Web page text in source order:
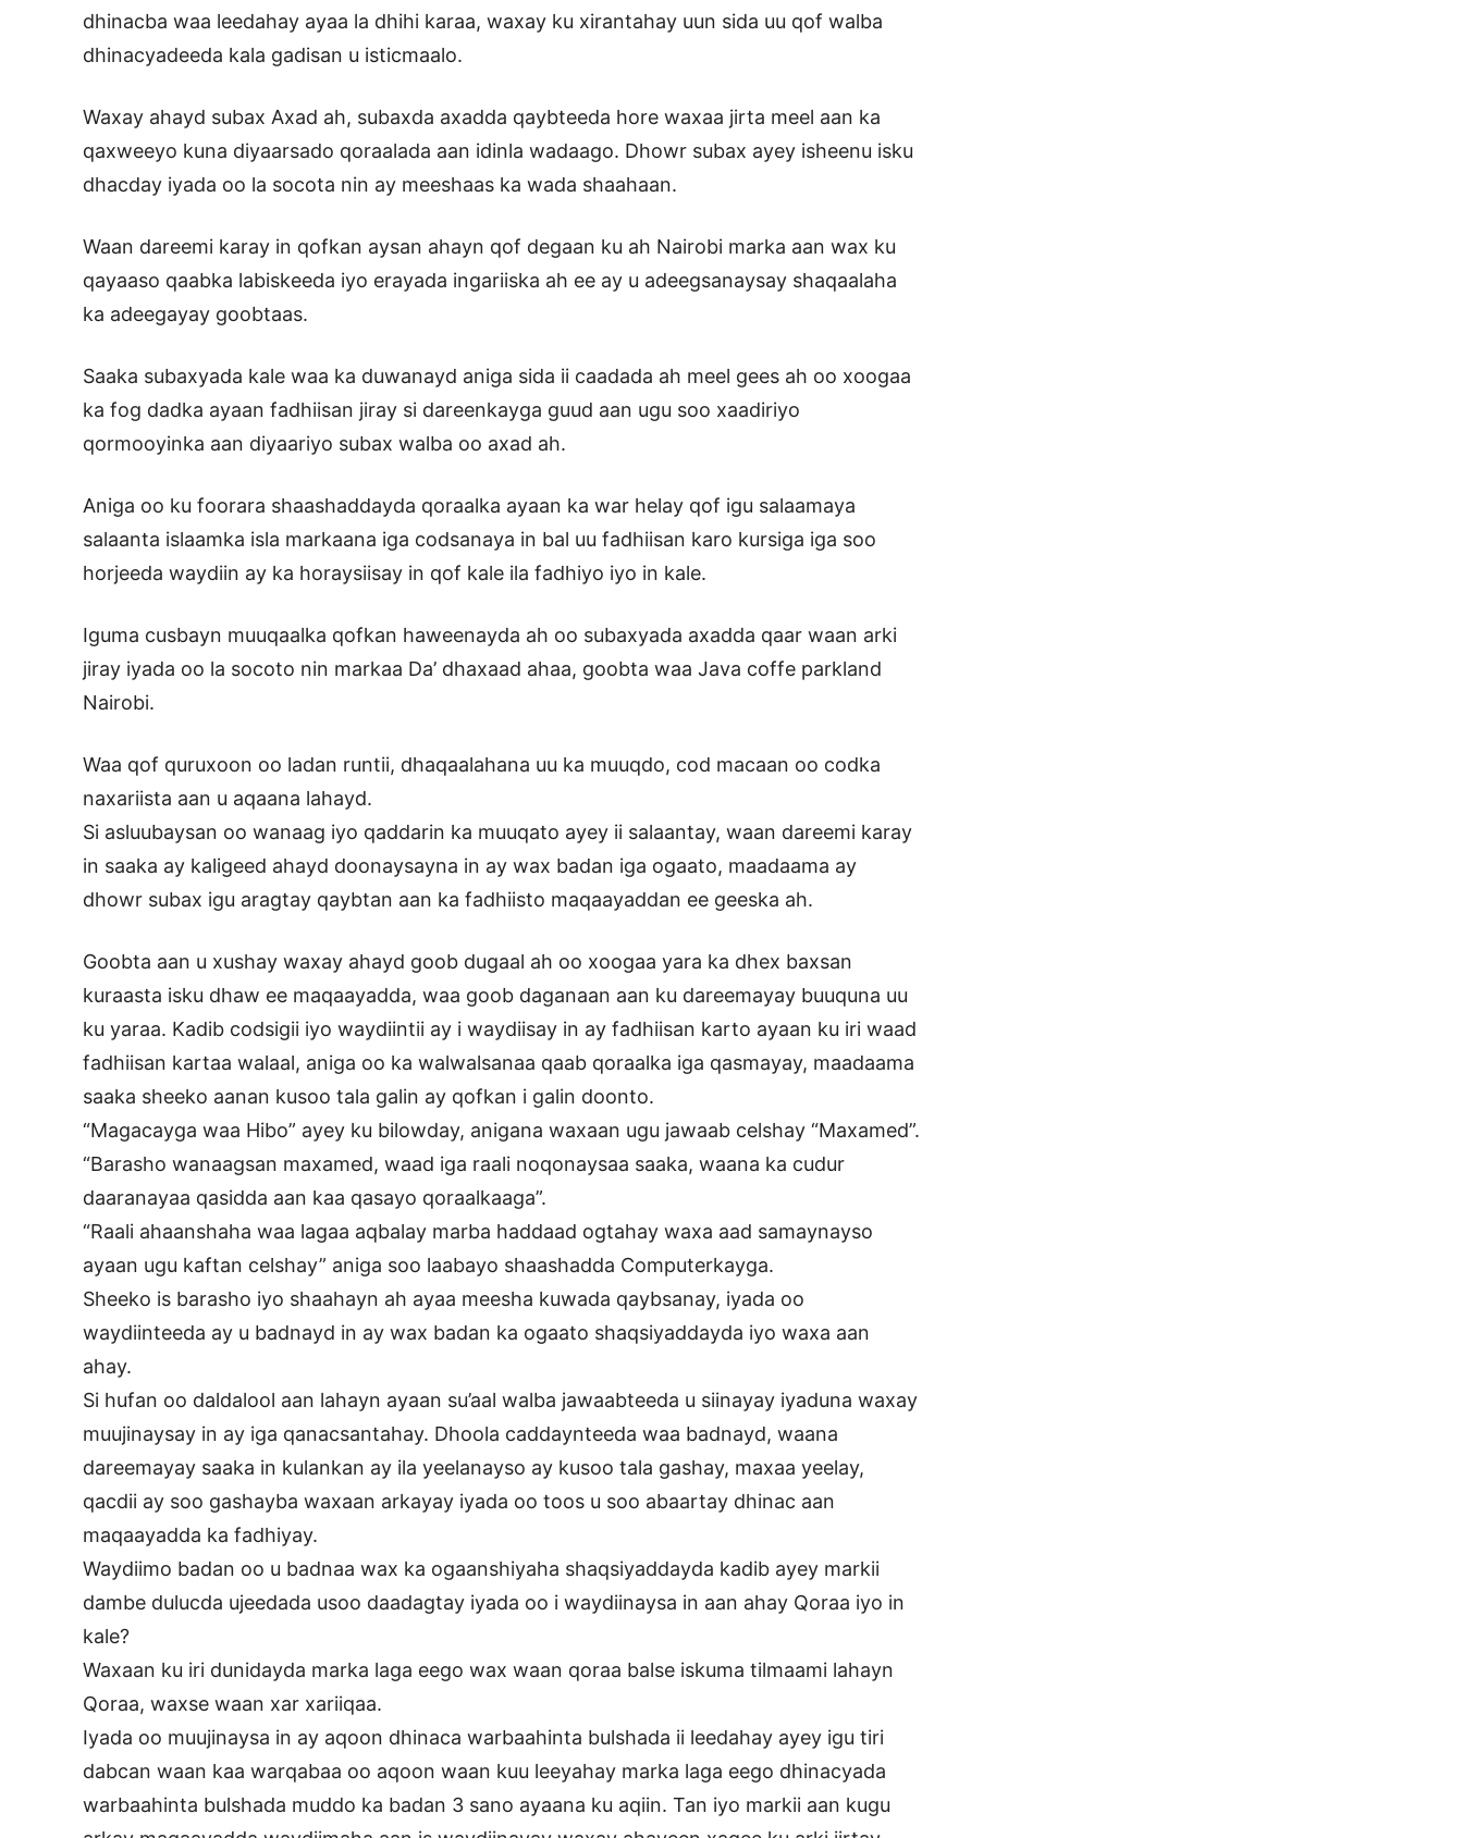
dhinacba waa leedahay ayaa la dhihi karaa, waxay ku xirantahay uun sida uu qof walba
dhinacyadeeda kala gadisan u isticmaalo.
Waxay ahayd subax Axad ah, subaxda axadda qaybteeda hore waxaa jirta meel aan ka
qaxweeyo kuna diyaarsado qoraalada aan idinla wadaago. Dhowr subax ayey isheenu isku
dhacday iyada oo la socota nin ay meeshaas ka wada shaahaan.
Waan dareemi karay in qofkan aysan ahayn qof degaan ku ah Nairobi marka aan wax ku
qayaaso qaabka labiskeeda iyo erayada ingariiska ah ee ay u adeegsanaysay shaqaalaha
ka adeegayay goobtaas.
Saaka subaxyada kale waa ka duwanayd aniga sida ii caadada ah meel gees ah oo xoogaa
ka fog dadka ayaan fadhiisan jiray si dareenkayga guud aan ugu soo xaadiriyo
qormooyinka aan diyaariyo subax walba oo axad ah.
Aniga oo ku foorara shaashaddayda qoraalka ayaan ka war helay qof igu salaamaya
salaanta islaamka isla markaana iga codsanaya in bal uu fadhiisan karo kursiga iga soo
horjeeda waydiin ay ka horaysiisay in qof kale ila fadhiyo iyo in kale.
Iguma cusbayn muuqaalka qofkan haweenayda ah oo subaxyada axadda qaar waan arki
jiray iyada oo la socoto nin markaa Da’ dhaxaad ahaa, goobta waa Java coffe parkland
Nairobi.
Waa qof quruxoon oo ladan runtii, dhaqaalahana uu ka muuqdo, cod macaan oo codka
naxariista aan u aqaana lahayd.
Si asluubaysan oo wanaag iyo qaddarin ka muuqato ayey ii salaantay, waan dareemi karay
in saaka ay kaligeed ahayd doonaysayna in ay wax badan iga ogaato, maadaama ay
dhowr subax igu aragtay qaybtan aan ka fadhiisto maqaayaddan ee geeska ah.
Goobta aan u xushay waxay ahayd goob dugaal ah oo xoogaa yara ka dhex baxsan
kuraasta isku dhaw ee maqaayadda, waa goob daganaan aan ku dareemayay buuquna uu
ku yaraa. Kadib codsigii iyo waydiintii ay i waydiisay in ay fadhiisan karto ayaan ku iri waad
fadhiisan kartaa walaal, aniga oo ka walwalsanaa qaab qoraalka iga qasmayay, maadaama
saaka sheeko aanan kusoo tala galin ay qofkan i galin doonto.
“Magacayga waa Hibo” ayey ku bilowday, anigana waxaan ugu jawaab celshay “Maxamed”.
“Barasho wanaagsan maxamed, waad iga raali noqonaysaa saaka, waana ka cudur
daaranayaa qasidda aan kaa qasayo qoraalkaaga”.
“Raali ahaanshaha waa lagaa aqbalay marba haddaad ogtahay waxa aad samaynayso
ayaan ugu kaftan celshay” aniga soo laabayo shaashadda Computerkayga.
Sheeko is barasho iyo shaahayn ah ayaa meesha kuwada qaybsanay, iyada oo
waydiinteeda ay u badnayd in ay wax badan ka ogaato shaqsiyaddayda iyo waxa aan
ahay.
Si hufan oo daldalool aan lahayn ayaan su’aal walba jawaabteeda u siinayay iyaduna waxay
muujinaysay in ay iga qanacsantahay. Dhoola caddaynteeda waa badnayd, waana
dareemayay saaka in kulankan ay ila yeelanayso ay kusoo tala gashay, maxaa yeelay,
qacdii ay soo gashayba waxaan arkayay iyada oo toos u soo abaartay dhinac aan
maqaayadda ka fadhiyay.
Waydiimo badan oo u badnaa wax ka ogaanshiyaha shaqsiyaddayda kadib ayey markii
dambe dulucda ujeedada usoo daadagtay iyada oo i waydiinaysa in aan ahay Qoraa iyo in
kale?
Waxaan ku iri dunidayda marka laga eego wax waan qoraa balse iskuma tilmaami lahayn
Qoraa, waxse waan xar xariiqaa.
Iyada oo muujinaysa in ay aqoon dhinaca warbaahinta bulshada ii leedahay ayey igu tiri
dabcan waan kaa warqabaa oo aqoon waan kuu leeyahay marka laga eego dhinacyada
warbaahinta bulshada muddo ka badan 3 sano ayaana ku aqiin. Tan iyo markii aan kugu